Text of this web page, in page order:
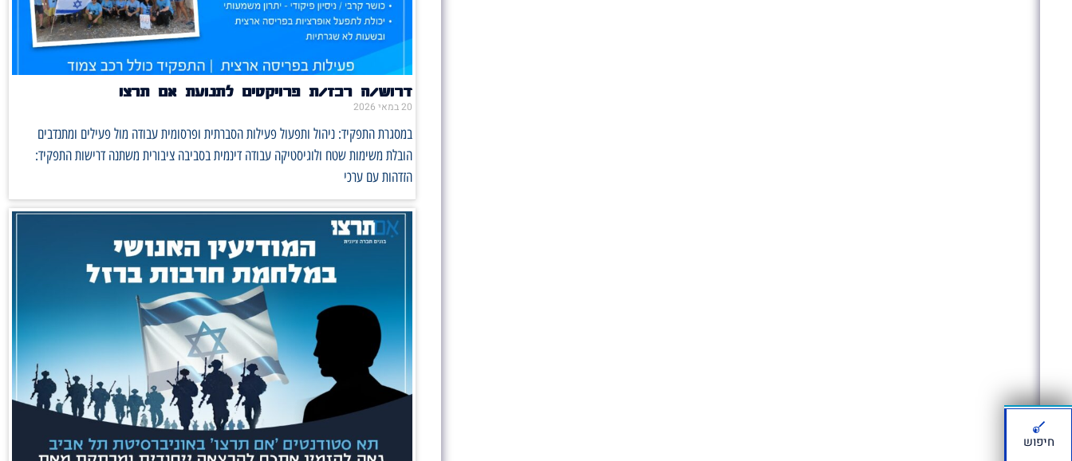
דרוש/ה רכז/ת פרויקטים לתנועת אם תרצו
20 במאי 2026
במסגרת התפקיד: ניהול ותפעול פעילות הסברתית ופרסומית עבודה מול פעילים ומתנדבים
הובלת משימות שטח ולוגיסטיקה עבודה דינמית בסביבה ציבורית משתנה דרישות התפקיד:
הזדהות עם ערכי
חיפוש